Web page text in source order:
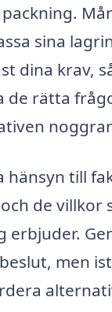
sina
dina krav,
de rätta
hänsyn till
de villkor
erbjuder.
men